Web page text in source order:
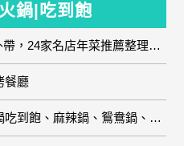
鍋|吃到飽
2024年菜預購、年菜宅配外帶，24家名店年菜推薦整理，圍爐輕鬆上菜團圓趣
餐廳
台中火鍋推薦|精選台中火鍋吃到飽、麻辣鍋、鴛鴦鍋、石頭火鍋、酸菜白肉鍋、海鮮鍋、燒酒雞、麻油雞、壽喜燒等熱門人氣火鍋店!